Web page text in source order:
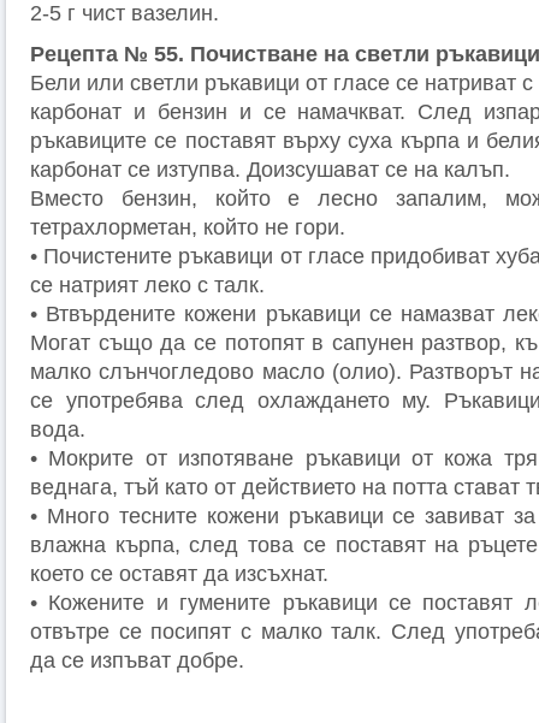
2-5 г чист вазелин.
Рецепта № 55. Почистване на светли
Бели или светли ръкавици от гласе се натриват
карбонат и бензин и се намачкват. След
ръкавиците се поставят върху суха кърпа и
карбонат се изтупва. Доизсушават се на калъп.
Вместо бензин, който е лесно запалим,
тетрахлорметан, който не гори.
• Почистените ръкавици от гласе придобиват
се натрият леко с талк.
• Втвърдените кожени ръкавици се намазват
Могат също да се потопят в сапунен разтвор,
малко слънчогледово масло (олио). Разтворът
се употребява след охлаждането му.
вода.
• Мокрите от изпотяване ръкавици от кожа
веднага, тъй като от действието на потта стават
• Много тесните кожени ръкавици се завиват
влажна кърпа, след това се поставят на
което се оставят да изсъхнат.
• Кожените и гумените ръкавици се поставят
отвътре се посипят с малко талк. След
да се изпъват добре.